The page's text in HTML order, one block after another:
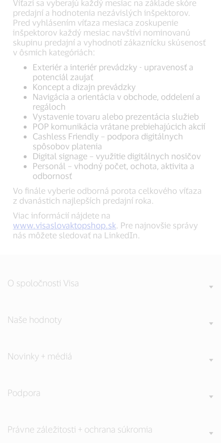
Víťazi sa vyberajú každý mesiac na základe skóre
predajní a hodnotenia nezávislých inšpektorov.
Pred vyhlásením víťaza mesiaca zoskupenie
inšpektorov každý mesiac navštívi nominovanú
skupinu predajní a vyhodnotí zákaznícku skúsenosť
v ôsmich kategóriách:
Exteriér a interiér prevádzky - upravenosť a
potenciál zaujať
Koncept a dizajn prevádzky
Navigácia a orientácia v obchode, oddelení a
regáloch
Vystavenie tovaru alebo prezentácia služieb
POP komunikácia vrátane prebiehajúcich akcií
Cashless Friendly – podpora digitálnych
spôsobov platenia
Digital signage – využitie digitálnych nosičov
Personál – vhodný počet, ochota, aktivita a
odbornosť
Vo finále vyberie odborná porota celkového víťaza
z dvanástich najlepších predajní roka.
Viac informácií nájdete na
www.visaslovaktopshop.sk . Pre najnovšie správy
nás môžete sledovať na LinkedIn.
O spoločnosti Visa
Naše hodnoty
Novinky + médiá
Podpora
Právne záležitosti + ochrana súkromia